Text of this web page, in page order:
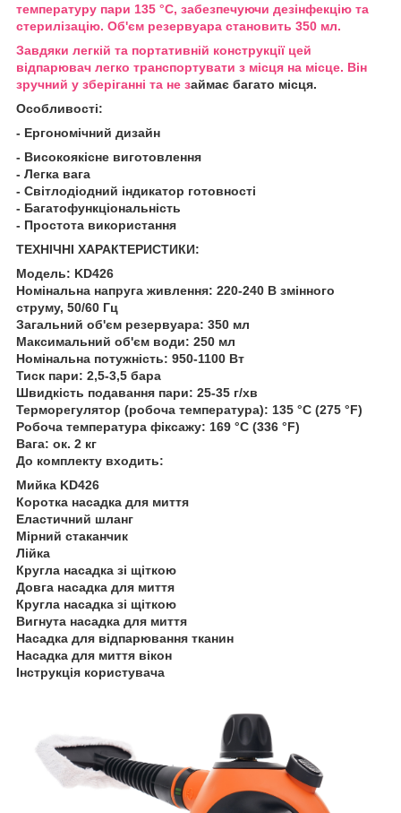
температуру пари 135 °C, забезпечуючи дезінфекцію та
стерилізацію. Об'єм резервуара становить 350 мл.
Завдяки легкій та портативній конструкції цей
відпарювач легко транспортувати з місця на місце. Він
зручний у зберіганні та не займає багато місця.
Особливості:
- Ергономічний дизайн
- Високоякісне виготовлення
- Легка вага
- Світлодіодний індикатор готовності
- Багатофункціональність
- Простота використання
ТЕХНІЧНІ ХАРАКТЕРИСТИКИ:
Модель: KD426
Номінальна напруга живлення: 220-240 В змінного
струму, 50/60 Гц
Загальний об'єм резервуара: 350 мл
Максимальний об'єм води: 250 мл
Номінальна потужність: 950-1100 Вт
Тиск пари: 2,5-3,5 бара
Швидкість подавання пари: 25-35 г/хв
Терморегулятор (робоча температура): 135 °C (275 °F)
Робоча температура фіксажу: 169 °C (336 °F)
Вага: ок. 2 кг
До комплекту входить:
Мийка KD426
Коротка насадка для миття
Еластичний шланг
Мірний стаканчик
Лійка
Кругла насадка зі щіткою
Довга насадка для миття
Кругла насадка зі щіткою
Вигнута насадка для миття
Насадка для відпарювання тканин
Насадка для миття вікон
Інструкція користувача